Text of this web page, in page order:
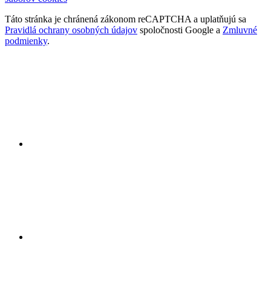
Táto stránka je chránená zákonom reCAPTCHA a uplatňujú sa
Pravidlá ochrany osobných údajov spoločnosti Google a Zmluvné
podmienky.